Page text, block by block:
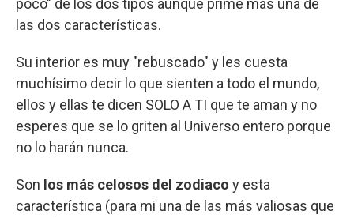
poco" de los dos tipos aunque prime más una de
las dos características.
Su interior es muy "rebuscado" y les cuesta
muchísimo decir lo que sienten a todo el mundo,
ellos y ellas te dicen SOLO A TI que te aman y no
esperes que se lo griten al Universo entero porque
no lo harán nunca.
Son los más celosos del zodiaco y esta
característica (para mi una de las más valiosas que